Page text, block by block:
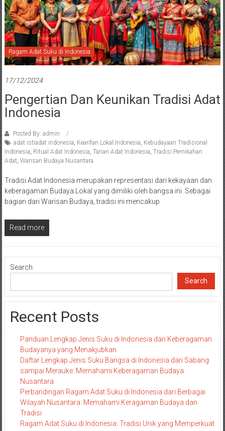
Ragam Adat Suku di Indonesia
17/12/2024
Pengertian Dan Keunikan Tradisi Adat
Indonesia
Posted By: admin
adat istiadat indonesia, Kearifan Lokal Indonesia, Kebudayaan Tradisional
Indonesia, Ritual Adat Indonesia, Tarian Adat Indonesia, Tradisi Pernikahan
Adat, Warisan Budaya Nusantara
Tradisi Adat Indonesia merupakan representasi dari kekayaan dan
keberagaman Budaya Lokal yang dimiliki oleh bangsa ini. Sebagai
bagian dari Warisan Budaya, tradisi ini mencakup
Read more
Search
Search
Recent Posts
Panduan Lengkap Jenis Suku di Indonesia dan Keberagaman
Budayanya yang Menakjubkan
Daftar Lengkap Jenis Suku Bangsa di Indonesia dari Sabang
sampai Merauke: Memahami Keberagaman Budaya
Nusantara
Perbandingan Ragam Adat Suku di Indonesia dari Berbagai
Wilayah Nusantara: Memahami Keragaman Budaya dan
Tradisi
Ragam Adat Suku di Indonesia: Tradisi Unik yang Memperkuat